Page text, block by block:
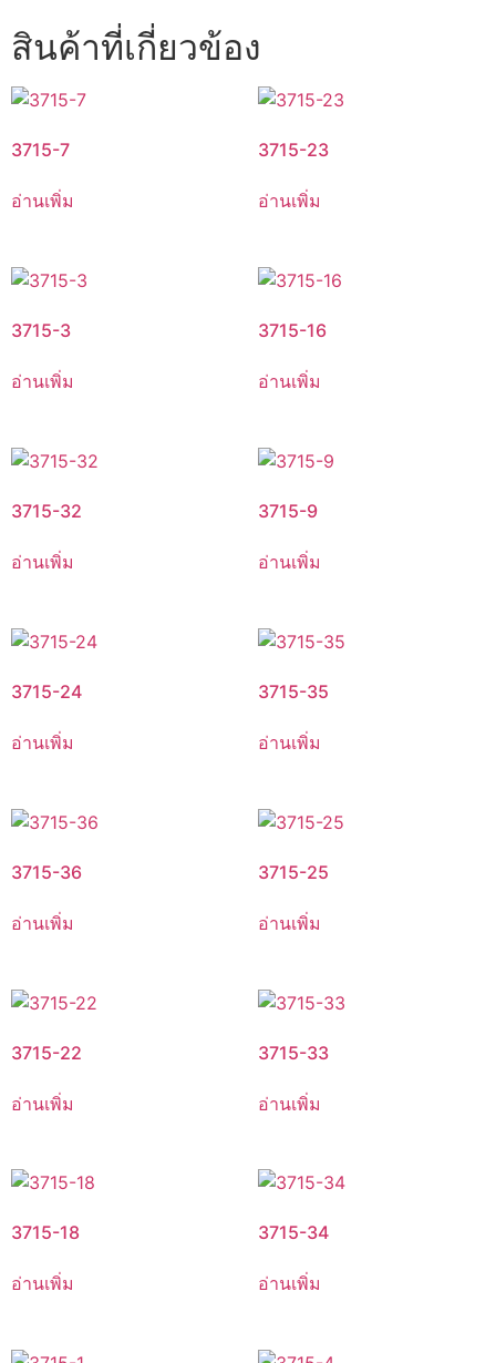
สินค้าที่เกี่ยวข้อง
3715-7
อ่านเพิ่ม
3715-23
อ่านเพิ่ม
3715-3
อ่านเพิ่ม
3715-16
อ่านเพิ่ม
3715-32
อ่านเพิ่ม
3715-9
อ่านเพิ่ม
3715-24
อ่านเพิ่ม
3715-35
อ่านเพิ่ม
3715-36
อ่านเพิ่ม
3715-25
อ่านเพิ่ม
3715-22
อ่านเพิ่ม
3715-33
อ่านเพิ่ม
3715-18
อ่านเพิ่ม
3715-34
อ่านเพิ่ม